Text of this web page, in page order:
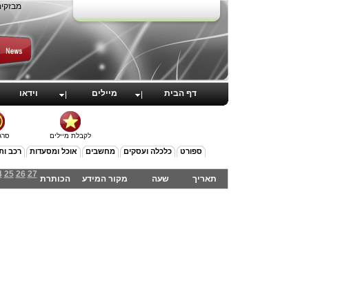
רכב אוכל ומסעדות מחשבים כלכלה ועסקים
ספורט
25 26 27 הכותרת מקור המידע שעה תאריך
דף הבית מיילים וידאו
לקבלת מיילים